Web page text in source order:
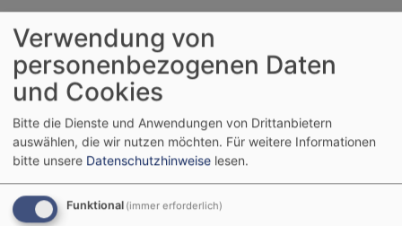
August 2026
Mo Di Mi Do Fr Sa So
3
4 5 6 7 8
9
10
11 12 13 14
Verwendung von
personenbezogenen Daten
und Cookies
Bitte die Dienste und Anwendungen von Drittanbietern
auswählen, die wir nutzen möchten. Für weitere Informationen
bitte unsere Datenschutzhinweise lesen.
Funktional (immer erforderlich)